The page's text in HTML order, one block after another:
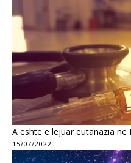
A është e lejuar eutanazia në
15/07/2022